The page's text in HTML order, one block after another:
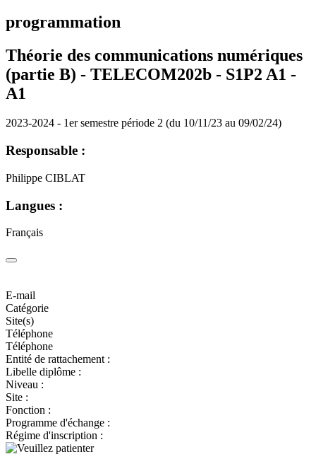
programmation
Théorie des communications numériques
(partie B) - TELECOM202b - S1P2 A1 -
A1
2023-2024 - 1er semestre période 2 (du 10/11/23 au 09/02/24)
Responsable :
Philippe CIBLAT
Langues :
Français
E-mail
Catégorie
Site(s)
Téléphone
Téléphone
Entité de rattachement :
Libelle diplôme :
Niveau :
Site :
Fonction :
Programme d'échange :
Régime d'inscription :